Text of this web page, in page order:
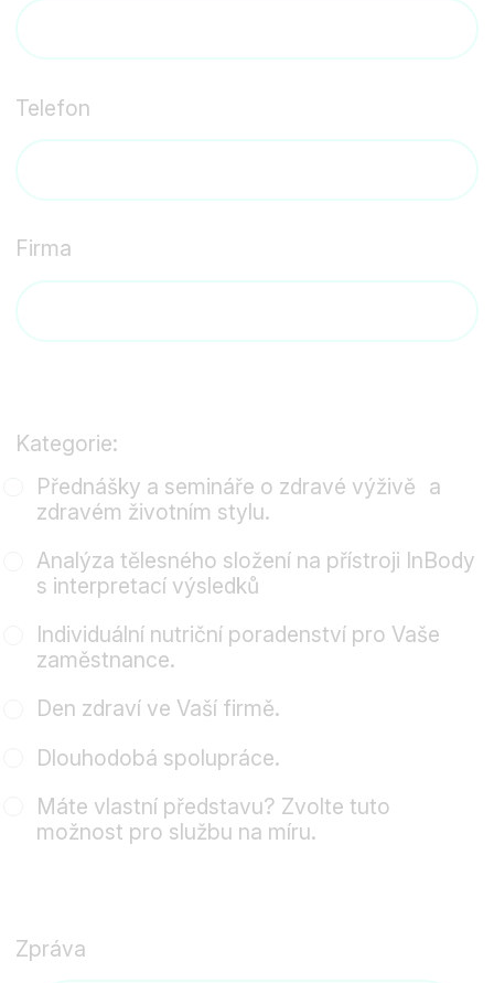
Telefon
Firma
Kategorie:
Přednášky a semináře o zdravé výživě a
zdravém životním stylu.
Analýza tělesného složení na přístroji InBody
s interpretací výsledků
Individuální nutriční poradenství pro Vaše
zaměstnance.
Den zdraví ve Vaší firmě.
Dlouhodobá spolupráce.
Máte vlastní představu? Zvolte tuto
možnost pro službu na míru.
Zpráva